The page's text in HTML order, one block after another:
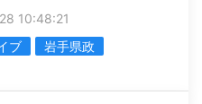
10:48:21
ブ
岩手県政